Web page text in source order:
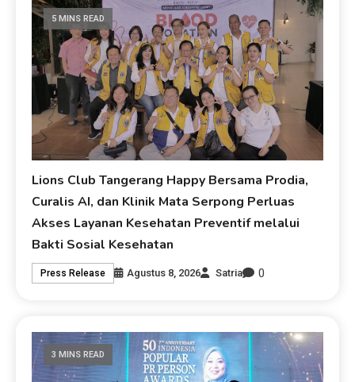
5 MINS READ
Lions Club Tangerang Happy Bersama Prodia,
Curalis AI, dan Klinik Mata Serpong Perluas
Akses Layanan Kesehatan Preventif melalui
Bakti Sosial Kesehatan
Press Release Agustus 8, 2026 Satria 0
3 MINS READ